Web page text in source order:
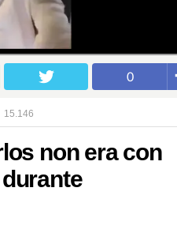
0
15.146
non era con